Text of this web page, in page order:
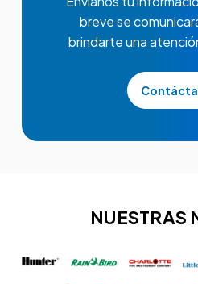
breve se
brindarte una
NUESTRAS